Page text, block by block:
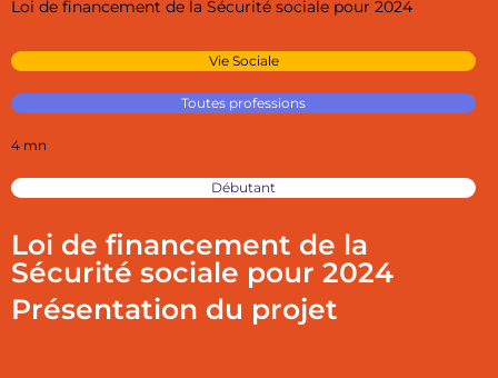
Loi de financement de la Sécurité sociale pour 2024
Vie Sociale
Toutes professions
4 mn
Débutant
Loi de financement de la
Sécurité sociale pour 2024
Présentation du projet